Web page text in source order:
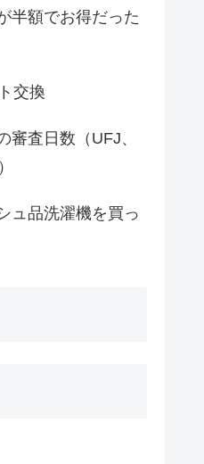
半額でお得だった
交換
審査日数（UFJ、
ュ品洗濯機を買っ